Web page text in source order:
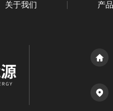
关于我们 产